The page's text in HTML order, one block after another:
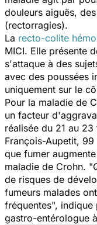
douleurs aiguës,
(rectorragies).
La recto-colite
MICI. Elle présente
s'attaque à des
avec des poussées
uniquement sur le
Pour la maladie de
un facteur
réalisée du 21 au
François-Aupetit,
que fumer
maladie de Crohn.
de risques de
fumeurs malades
fréquentes", indique
gastro-entérologue